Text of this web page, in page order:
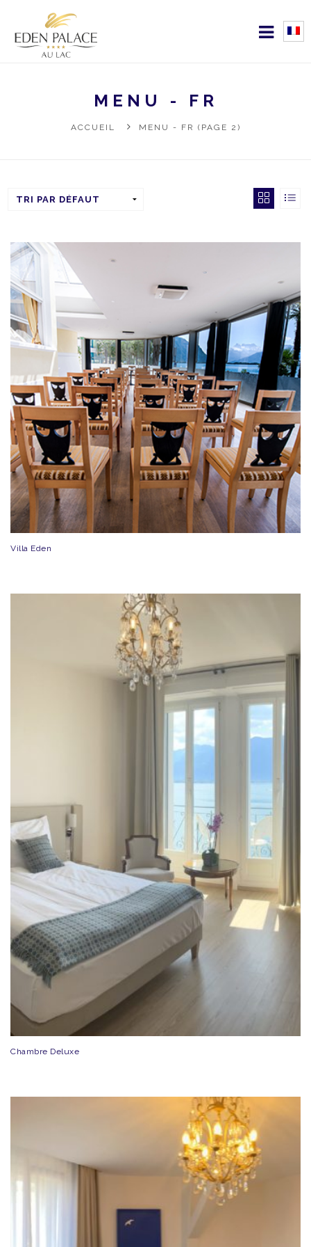
MENU - FR
ACCUEIL MENU - FR (PAGE 2)
Villa Eden
Chambre Deluxe